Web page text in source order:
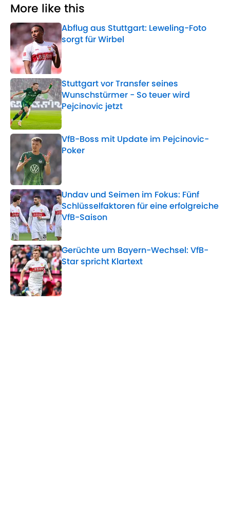
More like this
Abflug aus Stuttgart: Leweling-Foto
sorgt für Wirbel
Published by on Invalid Date
Stuttgart vor Transfer seines
Wunschstürmer - So teuer wird
Pejcinovic jetzt
Published by on Invalid Date
VfB-Boss mit Update im Pejcinovic-
Poker
Undav und Seimen im Fokus: Fünf
Schlüsselfaktoren für eine erfolgreiche
VfB-Saison
Published by on Invalid Date
Gerüchte um Bayern-Wechsel: VfB-
Star spricht Klartext
Published by on Invalid Date